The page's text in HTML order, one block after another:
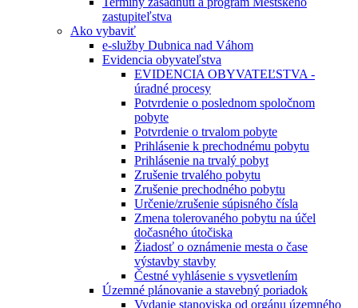
zastupiteľstva
Ako vybaviť
e-služby Dubnica nad Váhom
Evidencia obyvateľstva
EVIDENCIA OBYVATEĽSTVA -
úradné procesy
Potvrdenie o poslednom spoločnom
pobyte
Potvrdenie o trvalom pobyte
Prihlásenie k prechodnému pobytu
Prihlásenie na trvalý pobyt
Zrušenie trvalého pobytu
Zrušenie prechodného pobytu
Určenie/zrušenie súpisného čísla
Zmena tolerovaného pobytu na účel
dočasného útočiska
Žiadosť o oznámenie mesta o čase
výstavby stavby
Čestné vyhlásenie s vysvetlením
Územné plánovanie a stavebný poriadok
Vydanie stanoviska od orgánu územného